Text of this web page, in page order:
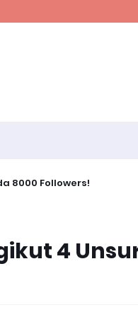
8000 Followers!
4